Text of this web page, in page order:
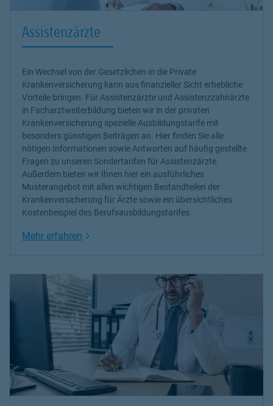
Assistenzärzte
Ein Wechsel von der Gesetzlichen in die Private
Krankenversicherung kann aus finanzieller Sicht erhebliche
Vorteile bringen. Für Assistenzärzte und Assistenzzahnärzte
in Facharztweiterbildung bieten wir in der privaten
Krankenversicherung spezielle Ausbildungstarife mit
besonders günstigen Beiträgen an. Hier finden Sie alle
nötigen Informationen sowie Antworten auf häufig gestellte
Fragen zu unseren Sondertarifen für Assistenzärzte.
Außerdem bieten wir Ihnen hier ein ausführliches
Musterangebot mit allen wichtigen Bestandteilen der
Krankenversicherung für Ärzte sowie ein übersichtliches
Kostenbeispiel des Berufsausbildungstarifes.
Mehr erfahren Link Opens in New Tab